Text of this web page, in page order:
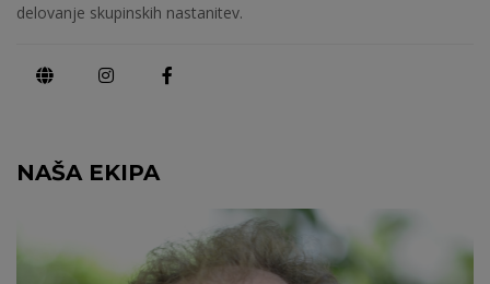
delovanje skupinskih nastanitev.
NAŠA EKIPA